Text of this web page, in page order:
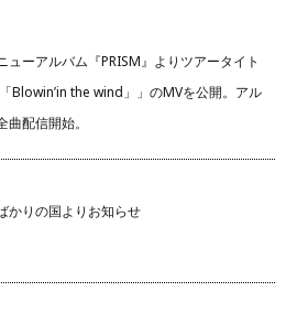
ューアルバム『PRISM』よりツアータイト
Blowin’in the wind」」のMVを公開。アル
配信開始。
かりの国よりお知らせ